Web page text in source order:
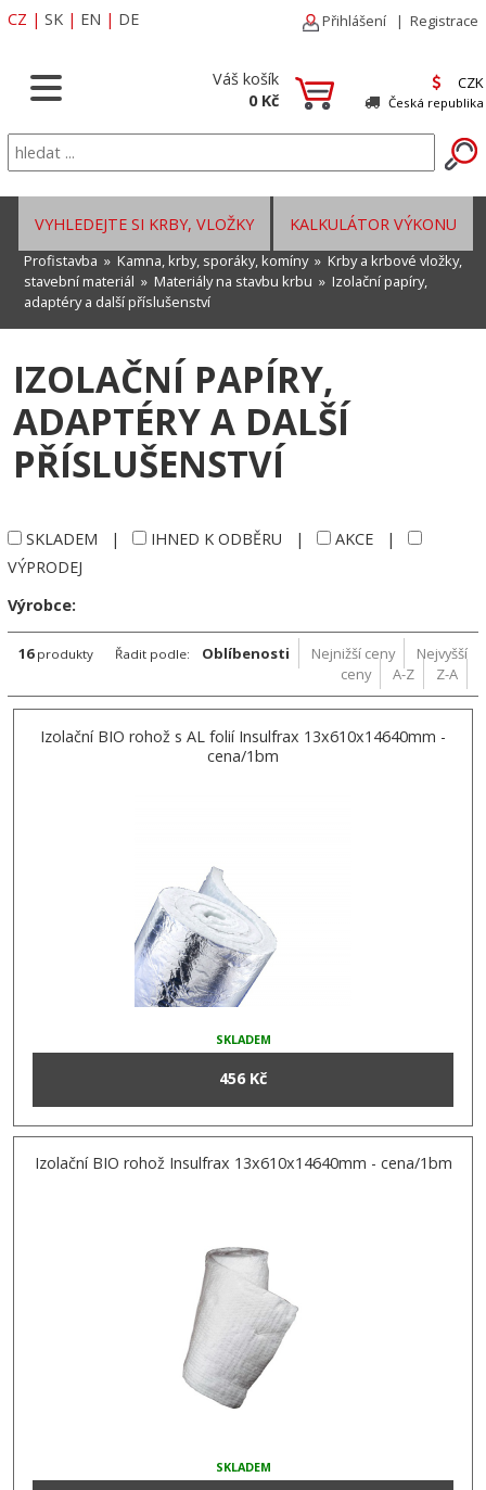
CZ | SK | EN | DE Přihlášení | Registrace
Váš košík
0 Kč
CZK
Česká republika
KALKULÁTOR VÝKONU
VYHLEDEJTE SI KRBY, VLOŽKY
Profistavba » Kamna, krby, sporáky, komíny» Krby a krbové vložky,
stavební materiál » Materiály na stavbu krbu » Izolační papíry,
adaptéry a další příslušenství
IZOLAČNÍ PAPÍRY,
ADAPTÉRY A DALŠÍ
PŘÍSLUŠENSTVÍ
SKLADEM | IHNED K ODBĚRU | AKCE |
VÝPRODEJ
Výrobce:
16 produkty Řadit podle: Oblíbenosti Nejnižší ceny
Nejvyšší
ceny
A-Z Z-A
Izolační BIO rohož s AL folií Insulfrax 13x610x14640mm -
cena/1bm
SKLADEM
456 Kč
Izolační BIO rohož Insulfrax 13x610x14640mm - cena/1bm
SKLADEM